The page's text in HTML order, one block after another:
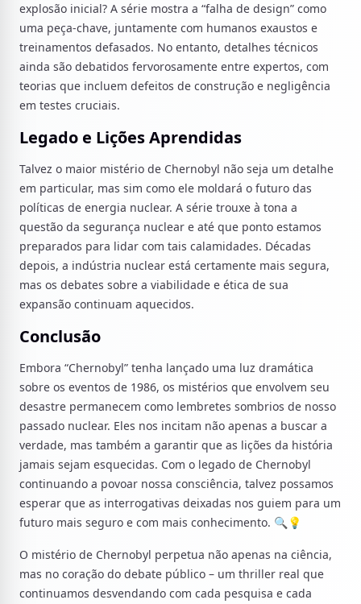
explosão inicial? A série mostra a “falha de design” como
uma peça-chave, juntamente com humanos exaustos e
treinamentos defasados. No entanto, detalhes técnicos
ainda são debatidos fervorosamente entre expertos, com
teorias que incluem defeitos de construção e negligência
em testes cruciais.
Legado e Lições Aprendidas
Talvez o maior mistério de Chernobyl não seja um detalhe
em particular, mas sim como ele moldará o futuro das
políticas de energia nuclear. A série trouxe à tona a
questão da segurança nuclear e até que ponto estamos
preparados para lidar com tais calamidades. Décadas
depois, a indústria nuclear está certamente mais segura,
mas os debates sobre a viabilidade e ética de sua
expansão continuam aquecidos.
Conclusão
Embora “Chernobyl” tenha lançado uma luz dramática
sobre os eventos de 1986, os mistérios que envolvem seu
desastre permanecem como lembretes sombrios de nosso
passado nuclear. Eles nos incitam não apenas a buscar a
verdade, mas também a garantir que as lições da história
jamais sejam esquecidas. Com o legado de Chernobyl
continuando a povoar nossa consciência, talvez possamos
esperar que as interrogativas deixadas nos guiem para um
futuro mais seguro e com mais conhecimento. 🔍💡
O mistério de Chernobyl perpetua não apenas na ciência,
mas no coração do debate público – um thriller real que
continuamos desvendando com cada pesquisa e cada